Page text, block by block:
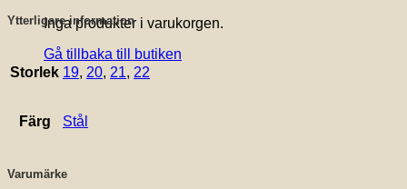
Inga produkter i varukorgen.
Gå tillbaka till butiken
Ytterligare information
Storlek 19, 20, 21, 22
Färg Stål
Varumärke